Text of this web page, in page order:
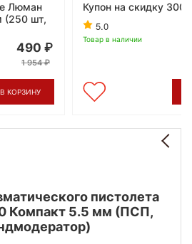
Люман
(250 шт,
490
1 954
В КОРЗИНУ
Купон на скидку 300
5.0
Товар в наличии
пистолета
Компакт 5.5 мм (ПСП,